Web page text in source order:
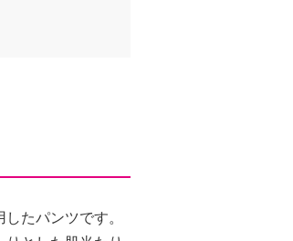
たパンツです。